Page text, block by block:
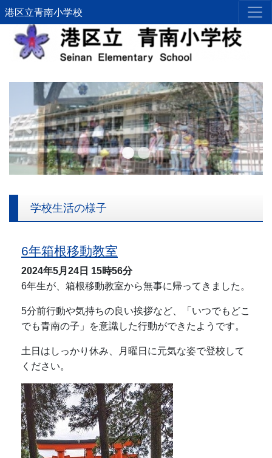
港区立青南小学校
Previous Next
学校生活の様子
6年箱根移動教室
2024年5月24日 15時56分
6年生が、箱根移動教室から無事に帰ってきました。
5分前行動や気持ちの良い挨拶など、「いつでもどこ
でも青南の子」を意識した行動ができたようです。
土日はしっかり休み、月曜日に元気な姿で登校して
ください。